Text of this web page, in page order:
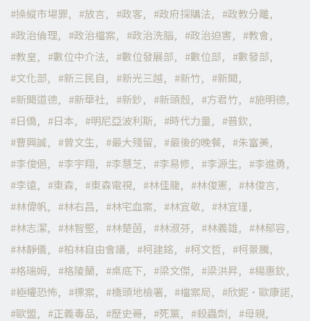
操縱市場罪
放言 政客 政府採購法
政教分離
政治倫理
政治檔案 政治洗腦 政治迫害
教會
教皇
數位中介法 數位發展部 數位部
數發部
文化部
新三民自 新光三越 新竹
新聞
新聞道德
新華社 新鈔 新頭殼 方君竹
施明德
日僑
日本 明尼亞波利斯 時代力量
普欽
曹興誠
曾文生 最大殘留 最後的晚餐
朱富美
李俊俋
李宇翔 李慧芝 李易修 李源生
李進勇
李遠
東森 東森電視 林佳龍 林俊憲
林俊言
林偉帆
林右昌 林宅血案 林宜敬
林宜瑾
林志潔
林智堅 林楚茵 林淑芬 林義雄
林郁容
林靜儀
柏林自由會議 柯建銘 柯文哲
柯景騰
格瑞姆
格陵蘭 桌底下 梁文傑 梁洪昇
楊惠欽
極權恐怖
標案 橋頭地檢署 檔案局
欣妮·歐康諾
歐盟
正義毒品 歷史哥 死黨 殺蟲劑
母親